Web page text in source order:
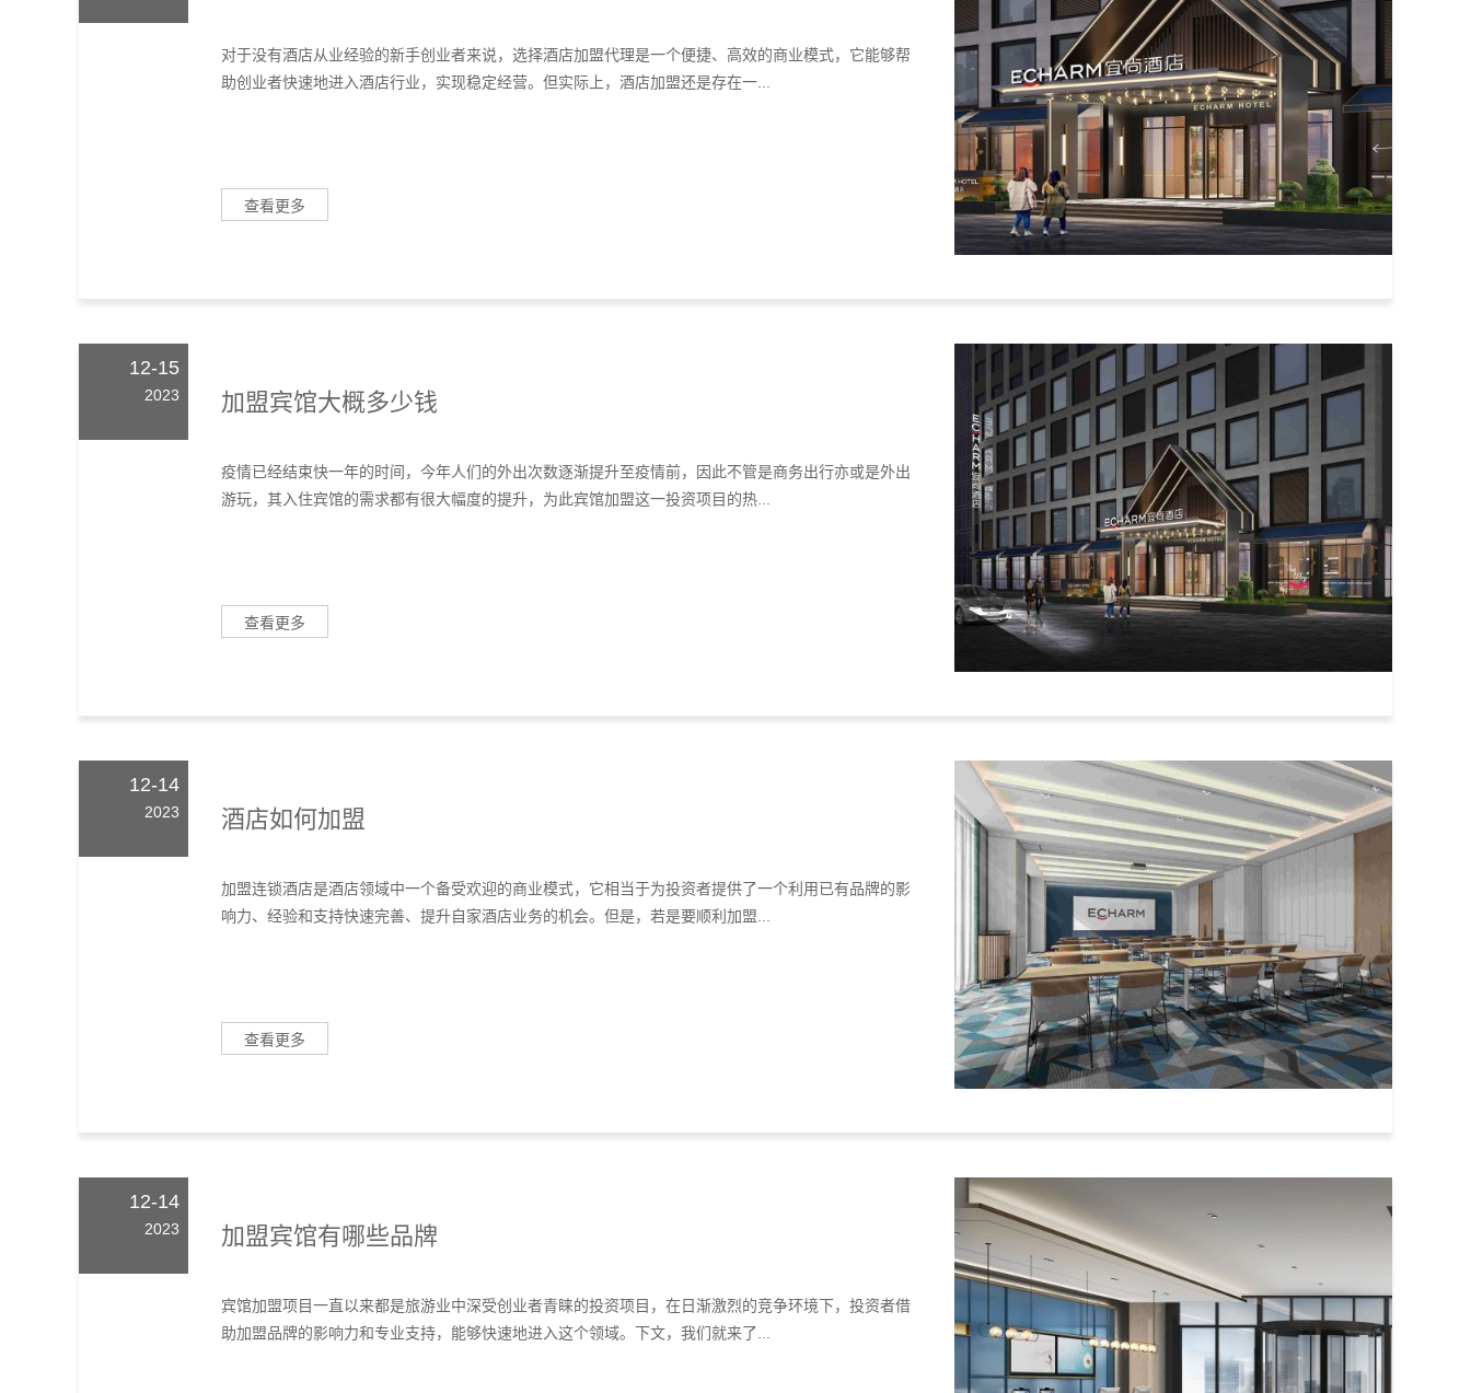
对于没有酒店从业经验的新手创业者来说，选择酒店加盟代理是一个便捷、高效的商业模式，它能够帮
助创业者快速地进入酒店行业，实现稳定经营。但实际上，酒店加盟还是存在一...
查看更多
12-15
2023 加盟宾馆大概多少钱
疫情已经结束快一年的时间，今年人们的外出次数逐渐提升至疫情前，因此不管是商务出行亦或是外出
游玩，其入住宾馆的需求都有很大幅度的提升，为此宾馆加盟这一投资项目的热...
查看更多
12-14
2023 酒店如何加盟
加盟连锁酒店是酒店领域中一个备受欢迎的商业模式，它相当于为投资者提供了一个利用已有品牌的影
响力、经验和支持快速完善、提升自家酒店业务的机会。但是，若是要顺利加盟...
查看更多
12-14
2023 加盟宾馆有哪些品牌
宾馆加盟项目一直以来都是旅游业中深受创业者青睐的投资项目，在日渐激烈的竞争环境下，投资者借
助加盟品牌的影响力和专业支持，能够快速地进入这个领域。下文，我们就来了...